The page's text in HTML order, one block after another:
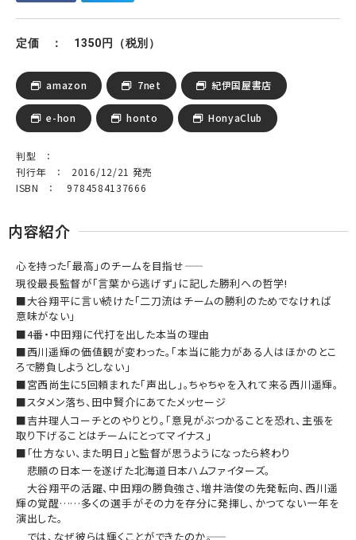
定価 ： 1350円（税別）
amazon 7net 紀伊国屋書店
e-hon honto HonyaClub
判型 ：
刊行年 ： 2016/12/21 発売
ISBN ： 9784584137666
内容紹介
心を持った「最高」のチームを目指せ――
現役最長監督が「言葉から逃げず」に記した勝利への哲学!
■大谷翔平に言い続けた「二刀流はチームの勝利のためでなければ
意味がない」
■4番・中田翔に代打を出した本当の理由
■西川遥輝の価値観が変わった。「本当に能力がある人はほかのとこ
ろで勝負しようとしない」
■宮西尚生に5回頼まれた「声出し」。ちゃちゃを入れて来る西川遥輝。
■スタメン落ち、田中賢介にあてたメッセージ
■吉井理人コーチとのやりとり。「意見がぶつかることを恐れ、主張を
取り下げることはチームにとってマイナス」
■「仕方ない、また明日」と監督が思うようになったら終わり
悲願の日本一を遂げた北海道日本ハムファイターズ。
大谷翔平の活躍、中田翔の勝負強さ、増井浩俊の先発転向、西川遥
輝の覚醒……多くの選手がその力を存分に発揮し、かつてない一年を
演出した。
では、なぜ彼らは輝くことができたのか――。